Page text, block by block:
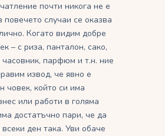
почти никога не е
повечето случаи се оказва
Когато видим добре
– с риза, панталон, сако,
часовник, парфюм и т.н. ние
извод, че явно е
човек, който си има
или работи в голяма
достатъчно пари, че да
ден така. Уви обаче